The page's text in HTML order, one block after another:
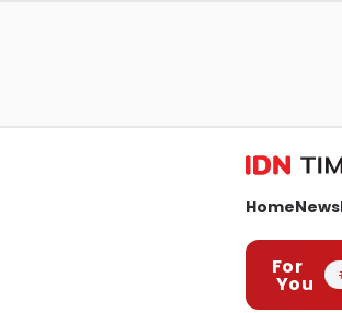
HomeNews
For
You